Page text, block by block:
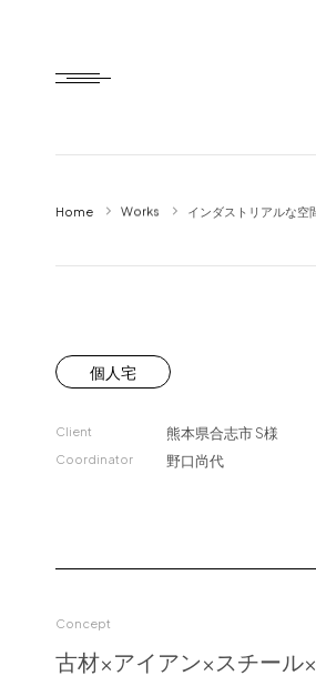
Home
HTD style
Item
News
for Business
Recruit
Home Works インダストリアルな空
個人宅
Client 熊本県合志市S様
Coordinator 野口尚代
Concept
古材×アイアン×スチール